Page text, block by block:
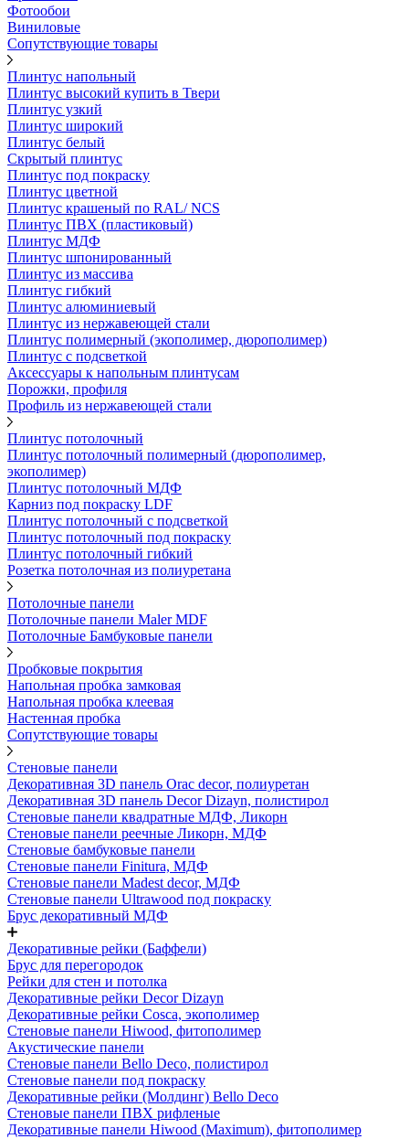
Фотообои
Виниловые
Сопутствующие товары
Плинтус напольный
Плинтус высокий купить в Твери
Плинтус узкий
Плинтус широкий
Плинтус белый
Скрытый плинтус
Плинтус под покраску
Плинтус цветной
Плинтус крашеный по RAL/ NCS
Плинтус ПВХ (пластиковый)
Плинтус МДФ
Плинтус шпонированный
Плинтус из массива
Плинтус гибкий
Плинтус алюминиевый
Плинтус из нержавеющей стали
Плинтус полимерный (экополимер, дюрополимер)
Плинтус с подсветкой
Аксессуары к напольным плинтусам
Порожки, профиля
Профиль из нержавеющей стали
Плинтус потолочный
Плинтус потолочный полимерный (дюрополимер,
экополимер)
Плинтус потолочный МДФ
Карниз под покраску LDF
Плинтус потолочный с подсветкой
Плинтус потолочный под покраску
Плинтус потолочный гибкий
Розетка потолочная из полиуретана
Потолочные панели
Потолочные панели Maler MDF
Потолочные Бамбуковые панели
Пробковые покрытия
Напольная пробка замковая
Напольная пробка клеевая
Настенная пробка
Сопутствующие товары
Стеновые панели
Декоративная 3D панель Orac decor, полиуретан
Декоративная 3D панель Decor Dizayn, полистирол
Стеновые панели квадратные МДФ, Ликорн
Стеновые панели реечные Ликорн, МДФ
Стеновые бамбуковые панели
Стеновые панели Finitura, МДФ
Стеновые панели Madest decor, МДФ
Стеновые панели Ultrawood под покраску
Брус декоративный МДФ
Декоративные рейки (Баффели)
Брус для перегородок
Рейки для стен и потолка
Декоративные рейки Decor Dizayn
Декоративные рейки Cosca, экополимер
Стеновые панели Hiwood, фитополимер
Акустические панели
Стеновые панели Bello Deco, полистирол
Стеновые панели под покраску
Декоративные рейки (Молдинг) Bello Deco
Стеновые панели ПВХ рифленые
Декоративные панели Hiwood (Maximum), фитополимер